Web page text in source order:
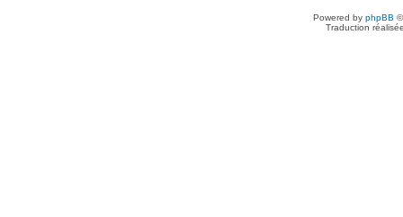
Powered by phpBB
Traduction